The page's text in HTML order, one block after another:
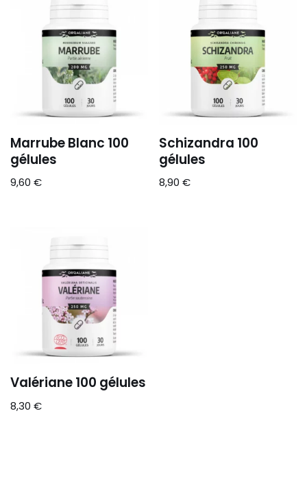
Marrube Blanc 100
gélules
9,60 €
Schizandra 100
gélules
8,90€
Valériane 100 gélules
8,30 €